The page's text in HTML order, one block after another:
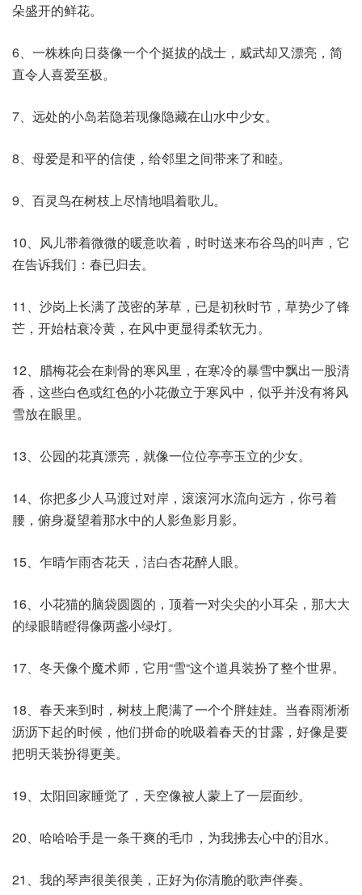
朵盛开的鲜花。
6、一株株向日葵像一个个挺拔的战士，威武却又漂亮，简
直令人喜爱至极。
7、远处的小岛若隐若现像隐藏在山水中少女。
8、母爱是和平的信使，给邻里之间带来了和睦。
9、百灵鸟在树枝上尽情地唱着歌儿。
10、风儿带着微微的暖意吹着，时时送来布谷鸟的叫声，它
在告诉我们：春已归去。
11、沙岗上长满了茂密的茅草，已是初秋时节，草势少了锋
芒，开始枯衰冷黄，在风中更显得柔软无力。
12、腊梅花会在刺骨的寒风里，在寒冷的暴雪中飘出一股清
香，这些白色或红色的小花傲立于寒风中，似乎并没有将风
雪放在眼里。
13、公园的花真漂亮，就像一位位亭亭玉立的少女。
14、你把多少人马渡过对岸，滚滚河水流向远方，你弓着
腰，俯身凝望着那水中的人影鱼影月影。
15、乍晴乍雨杏花天，洁白杏花醉人眼。
16、小花猫的脑袋圆圆的，顶着一对尖尖的小耳朵，那大大
的绿眼睛瞪得像两盏小绿灯。
17、冬天像个魔术师，它用“雪“这个道具装扮了整个世界。
18、春天来到时，树枝上爬满了一个个胖娃娃。当春雨淅淅
沥沥下起的时候，他们拼命的吮吸着春天的甘露，好像是要
把明天装扮得更美。
19、太阳回家睡觉了，天空像被人蒙上了一层面纱。
20、哈哈哈手是一条干爽的毛巾，为我拂去心中的泪水。
21、我的琴声很美很美，正好为你清脆的歌声伴奏。